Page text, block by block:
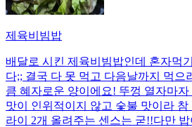
제육비빔밥
배달로 시킨 제육비빔밥인데 혼자먹
다;; 결국 다 못 먹고 다음날까지 먹으
큼 혜자로운 양이에요! 뚜껑 열자마자
맛이 인위적이지 않고 숯불 맛이라
라이 2개 올려주는 센스는 굳!! ​다만